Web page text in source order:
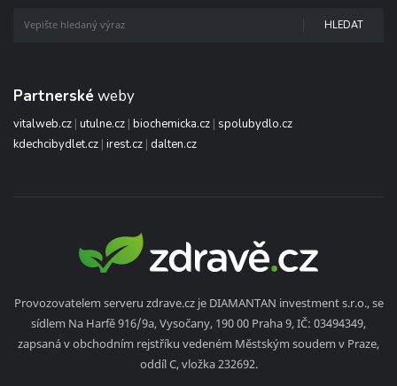
HLEDAT
Partnerské weby
vitalweb.cz | utulne.cz | biochemicka.cz | spolubydlo.cz
kdechcibydlet.cz | irest.cz | dalten.cz
Provozovatelem serveru zdrave.cz je DIAMANTAN investment s.r.o., se
sídlem Na Harfě 916/9a, Vysočany, 190 00 Praha 9, IČ: 03494349,
zapsaná v obchodním rejstříku vedeném Městským soudem v Praze,
oddíl C, vložka 232692.